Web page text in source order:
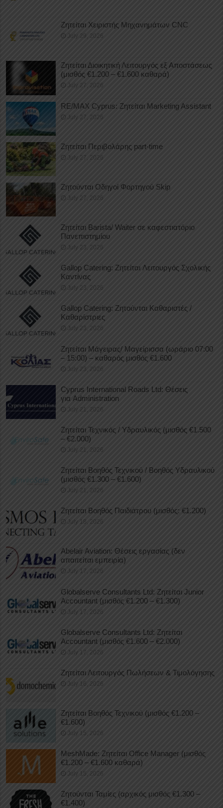
Ζητείται Χειριστής Μηχανημάτων CNC
July 29, 2026
Ζητείται Διοικητική Λειτουργός εξ Αποστάσεως
(μισθός €1.200 – €1.600 καθαρά)
July 27, 2026
RE/MAX Cyprus: Ζητείται Marketing Assistant
July 27, 2026
Ζητείται Περιβολάρης part-time
July 27, 2026
Ζητούνται Οδηγοί Φορτηγού Skip
July 27, 2026
Ζητείται Barista/ Waiter σε καφεστιατόριο
Πανεπιστημίου
July 23, 2026
Gallop Catering: Ζητείται Λειτουργός Σχολικής
Καντίνας
July 23, 2026
Gallop Catering: Ζητούνται Καθαριστές /
Καθαρίστριες
July 23, 2026
Ζητείται Μάγειρας/ Μαγείρισσα (ωράριο 07:00
– 15:00) – καθαρός μισθός €1.600
July 23, 2026
Cyprus International Roads Ltd: Θέσεις
για Administration
July 21, 2026
Ζητείται Τεχνικός / Υδραυλικός (μισθός €1.500
– €2.000)
July 21, 2026
Ζητείται Βοηθός Τεχνικού / Βοηθός Υδραυλικού
(μισθός €1.300 – €1.600)
July 21, 2026
Ζητείται Βοηθός Παιδιάτρου (μισθός: €1.200)
July 18, 2026
Abelair Aviation: Θέσεις εργασίας (δεν
απαιτείται εμπειρία)
July 17, 2026
Globalserve Consultants Ltd: Ζητείται Junior
Accountant (μισθός €1.200 – €1.300)
July 17, 2026
Globalserve Consultants Ltd: Ζητείται
Accountant (μισθός €1.600 – €2.000)
July 17, 2026
Ζητείται Λειτουργός Πωλήσεων & Τιμολόγησης
July 16, 2026
Ζητείται Βοηθός Τεχνικού (μισθός €1.200 –
€1.600)
July 15, 2026
MeshMade: Ζητείται Office Manager (μισθός
€1.200 – €1.600 καθαρά)
July 15, 2026
Ζητούνται Ταμίες (αρχικός μισθός €1.300 –
€1.400)